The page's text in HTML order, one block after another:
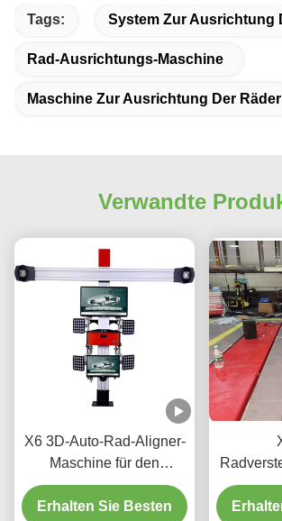
Tags: System Zur Ausrichtung
Rad-Ausrichtungs-Maschine
Maschine Zur Ausrichtung Der Räder
Verwandte
X6 3D-Auto-Rad-Aligner-
Maschine für den
Automobilladen
Erhalten Sie Besten